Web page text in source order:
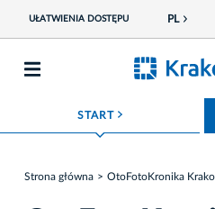
UŁATWIENIA DOSTĘPU PL
START ROZWIŃ MENU
Strona główna OtoFotoKronika